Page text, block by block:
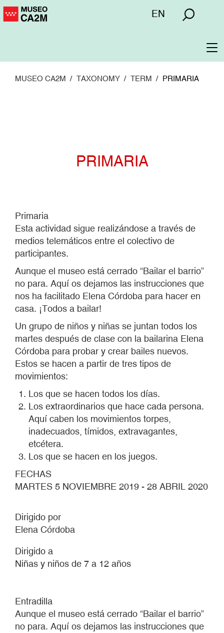
Pasar
Menú
EN
MUSEO CA2M TAXONOMY TERM PRIMARIA
PRIMARIA
Primaria
Esta actividad sigue realizándose a través de
medios telemáticos entre el colectivo de
participantes.
Aunque el museo está cerrado “Bailar el barrio”
no para. Aquí os dejamos las instrucciones que
nos ha facilitado Elena Córdoba para hacer en
casa. ¡Todos a bailar!
Un grupo de niños y niñas se juntan todos los
martes después de clase con la bailarina Elena
Córdoba para probar y crear bailes nuevos.
Estos se hacen a partir de tres tipos de
movimientos:
Los que se hacen todos los días.
Los extraordinarios que hace cada persona.
Aquí caben los movimientos torpes,
inadecuados, tímidos, extravagantes,
etcétera.
Los que se hacen en los juegos.
FECHAS
MARTES 5 NOVIEMBRE 2019 - 28 ABRIL 2020
Dirigido por
Elena Córdoba
Dirigido a
Niñas y niños de 7 a 12 años
Entradilla
Aunque el museo está cerrado “Bailar el barrio”
no para. Aquí os dejamos las instrucciones que